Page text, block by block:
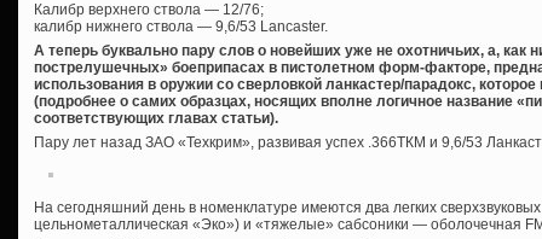
Калибр верхнего ствола — 12/76;
калибр нижнего ствола — 9,6/53 Lancaster.
А теперь буквально пару слов о новейших уже не охотничьих, а, как
пострелушечных» боеприпасах в пистолетном форм-факторе,
использования в оружии со сверловкой ланкастер/парадокс,
(подробнее о самих образцах, носящих вполне логичное название
соответствующих главах статьи).
Пару лет назад ЗАО «Техкрим», развивая успех .366ТКМ и 9,6/53
На сегодняшний день в номенклатуре имеются два легких
цельнометаллическая «Эко») и «тяжелые» сабсоники — оболочечная